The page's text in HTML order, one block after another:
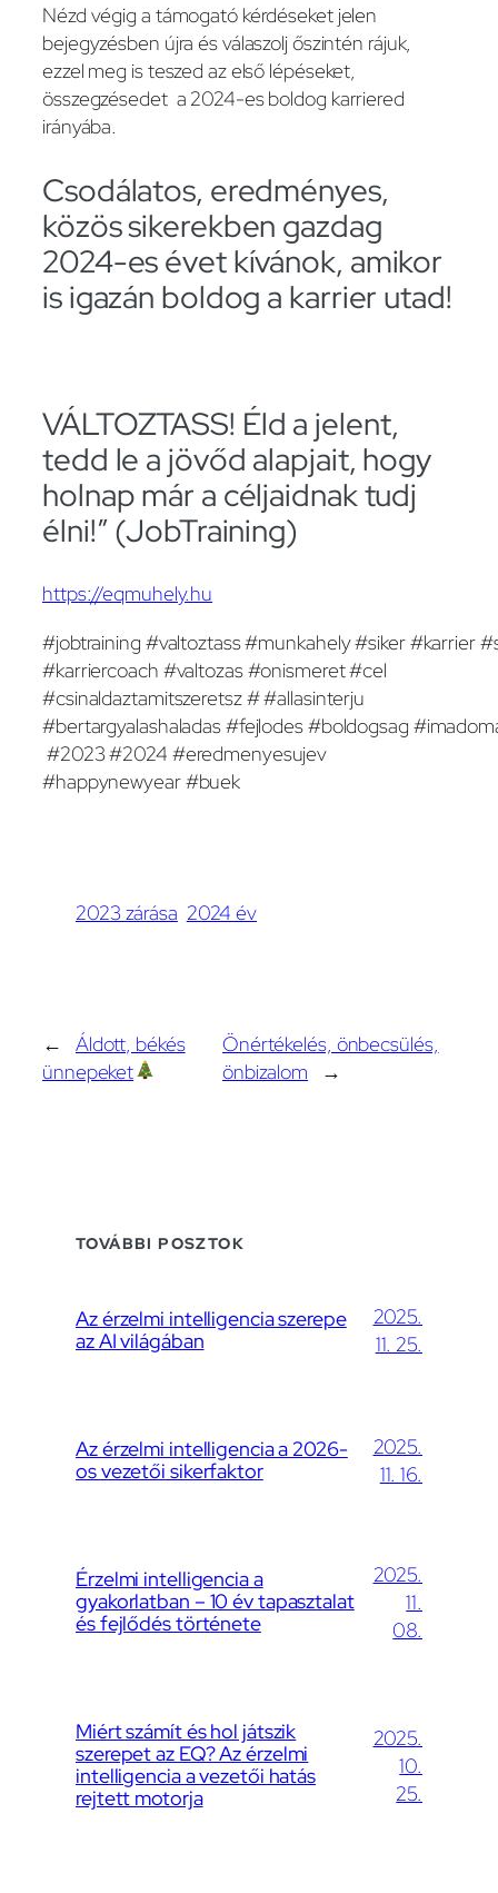
Nézd végig a támogató kérdéseket jelen
bejegyzésben újra és válaszolj őszintén rájuk,
ezzel meg is teszed az első lépéseket,
összegzésedet a 2024-es boldog karriered
irányába.
Csodálatos, eredményes,
közös sikerekben gazdag
2024-es évet kívánok, amikor
is igazán boldog a karrier utad!
VÁLTOZTASS! Éld a jelent,
tedd le a jövőd alapjait, hogy
holnap már a céljaidnak tudj
élni!” (JobTraining)
https://eqmuhely.hu
#jobtraining #valtoztass #munkahely #siker #karrier
#karriercoach #valtozas #onismeret #cel
#csinaldaztamitszeretsz # #allasinterju
#bertargyalashaladas #fejlodes #boldogsag
#2023 #2024 #eredmenyesujev
#happynewyear #buek
2023 zárása 2024 év
← Áldott, békés
ünnepeket
Önértékelés, önbecsülés,
önbizalom
→
TOVÁBBI POSZTOK
Az érzelmi intelligencia szerepe
az AI világában
2025.
11. 25.
Az érzelmi intelligencia a 2026-
os vezetői sikerfaktor
2025.
11. 16.
Érzelmi intelligencia a
gyakorlatban – 10 év tapasztalat
és fejlődés története
2025.
11.
08.
Miért számít és hol játszik
szerepet az EQ? Az érzelmi
intelligencia a vezetői hatás
rejtett motorja
2025.
10.
25.